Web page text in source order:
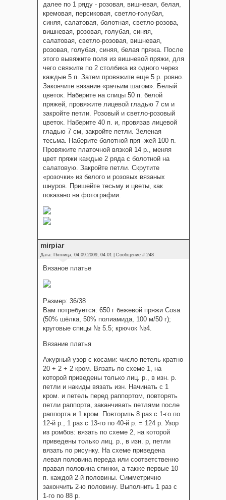
далее по 1 ряду - розовая, вишневая, белая,
кремовая, персиковая, светло-голубая,
синяя, салатовая, болотная, светло-розова,
вишневая, розовая, голубая, синяя,
салатовая, светло-розовая, вишневая,
розовая, голубая, синяя, белая пряжа. После
этого вывяжите поля из вишневой пряжи, для
чего свяжите по 2 столбика из одного через
каждые 5 п. Затем провяжите еще 5 р. ровно.
Закончите вязание «рачьим шагом». Белый
цветок. Наберите на спицы 50 п. белой
пряжей, провяжите лицевой гладью 7 см и
закройте петли. Розовый и светло-розовый
цветок. Наберите 40 п. и, провязав лицевой
гладью 7 см, закройте петли. Зеленая
тесьма. Наберите болотной пря -жей 100 п.
Провяжите платочной вязкой 14 р., меняя
цвет пряжи каждые 2 ряда с болотной на
салатовую. Закройте петли. Скрутите
«розочки» из белого и розовых вязаных
шнуров. Пришейте тесьму и цветы, как
показано на фотографии.
mirpiar
Дата: Пятница, 04.09.2009, 04:01 | Сообщение # 248
Вязаное платье
Размер: 36/38
Вам потребуется: 650 г бежевой пряжи Cosa
(50% шёлка, 50% полиамида, 100 м/50 г);
круговые спицы № 5.5; крючок №4.
Вязание платья
Ажурный узор с косами: число петель кратно
20 + 2 + 2 кром. Вязать по схеме 1, на
которой приведены только лиц. р., в изн. р.
петли и накиды вязать изн. Начинать с 1
кром. и петель перед раппортом, повторять
петли раппорта, заканчивать петлями после
раппорта и 1 кром. Повторить 8 раз с 1-го по
12-й р., 1 раз с 13-го по 40-й р. = 124 р. Узор
из ромбов: вязать по схеме 2, на которой
приведены только лиц. р., в изн. р, петли
вязать по рисунку. На схеме приведена
левая половина переда или соответственно
правая половина спинки, а также первые 10
п. каждой 2-й половины. Симметрично
закончить 2-ю половину. Выполнить 1 раз с
1-го по 88 р.